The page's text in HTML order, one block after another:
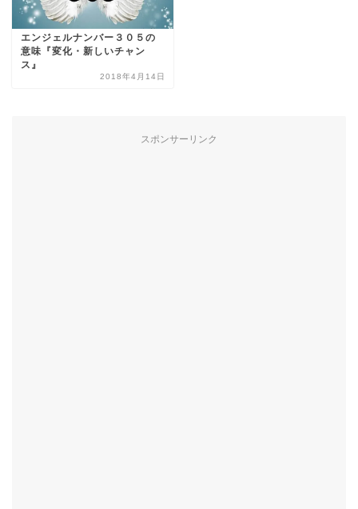
エンジェルナンバー３０５の
意味『変化・新しいチャン
ス』
2018年4月14日
スポンサーリンク